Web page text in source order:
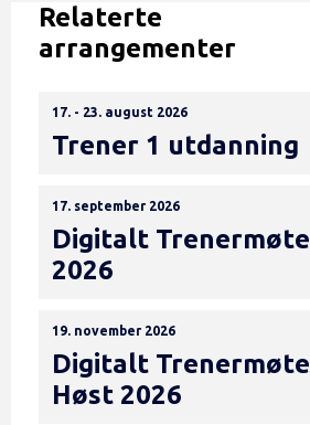
Relaterte
arrangementer
17. - 23. august 2026
Trener 1 utdanning
17. september 2026
Digitalt
2026
19. november 2026
Digitalt
Høst 2026